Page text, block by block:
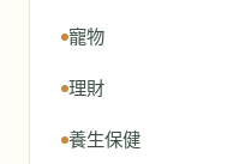
寵物
理財
養生保健